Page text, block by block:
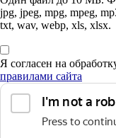
jpg, jpeg, mpg, mpeg,
txt, wav, webp, xls, xlsx.
Я согласен на
правилами сайта